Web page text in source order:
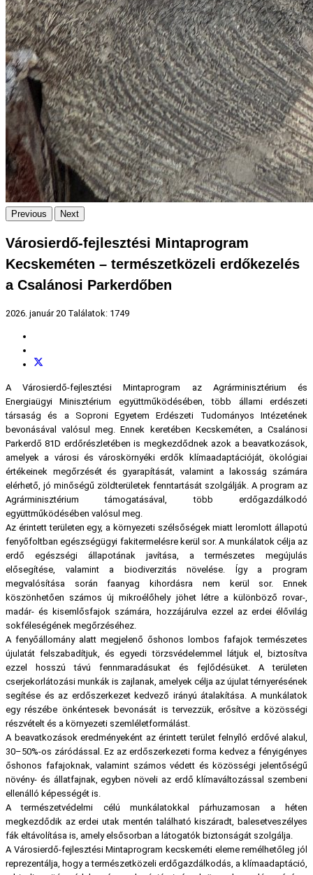
Previous Next
Városierdő-fejlesztési Mintaprogram
Kecskeméten – természetközeli erdőkezelés
a Csalánosi Parkerdőben
2026. január 20 Találatok: 1749
A Városierdő-fejlesztési Mintaprogram az Agrárminisztérium és
Energiaügyi Minisztérium együttműködésében, több állami erdészeti
társaság és a Soproni Egyetem Erdészeti Tudományos Intézetének
bevonásával valósul meg. Ennek keretében Kecskeméten, a Csalánosi
Parkerdő 81D erdőrészletében is megkezdődnek azok a beavatkozások,
amelyek a városi és városkörnyéki erdők klímaadaptációját, ökológiai
értékeinek megőrzését és gyarapítását, valamint a lakosság számára
elérhető, jó minőségű zöldterületek fenntartását szolgálják. A program az
Agrárminisztérium támogatásával, több erdőgazdálkodó
együttműködésében valósul meg.
Az érintett területen egy, a környezeti szélsőségek miatt leromlott állapotú
fenyőfoltban egészségügyi fakitermelésre kerül sor. A munkálatok célja az
erdő egészségi állapotának javítása, a természetes megújulás
elősegítése, valamint a biodiverzitás növelése. Így a program
megvalósítása során faanyag kihordásra nem kerül sor. Ennek
köszönhetően számos új mikroélőhely jöhet létre a különböző rovar-,
madár- és kisemlősfajok számára, hozzájárulva ezzel az erdei élővilág
sokféleségének megőrzéséhez.
A fenyőállomány alatt megjelenő őshonos lombos fafajok természetes
újulatát felszabadítjuk, és egyedi törzsvédelemmel látjuk el, biztosítva
ezzel hosszú távú fennmaradásukat és fejlődésüket. A területen
cserjekorlátozási munkák is zajlanak, amelyek célja az újulat térnyerésének
segítése és az erdőszerkezet kedvező irányú átalakítása. A munkálatok
egy részébe önkéntesek bevonását is tervezzük, erősítve a közösségi
részvételt és a környezeti szemléletformálást.
A beavatkozások eredményeként az érintett terület felnyíló erdővé alakul,
30–50%-os záródással. Ez az erdőszerkezeti forma kedvez a fényigényes
őshonos fafajoknak, valamint számos védett és közösségi jelentőségű
növény- és állatfajnak, egyben növeli az erdő klímaváltozással szembeni
ellenálló képességét is.
A természetvédelmi célú munkálatokkal párhuzamosan a héten
megkezdődik az erdei utak mentén található kiszáradt, balesetveszélyes
fák eltávolítása is, amely elsősorban a látogatók biztonságát szolgálja.
A Városierdő-fejlesztési Mintaprogram kecskeméti eleme remélhetőleg jól
reprezentálja, hogy a természetközeli erdőgazdálkodás, a klímaadaptáció,